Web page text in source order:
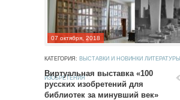
07 октября, 2018
КАТЕГОРИЯ: ВЫСТАВКИ И НОВИНКИ ЛИТЕРАТУРЫ
ИЗОБРЕТЕНИЯ
Виртуальная выставка «100
русских изобретений для
библиотек за минувший век»